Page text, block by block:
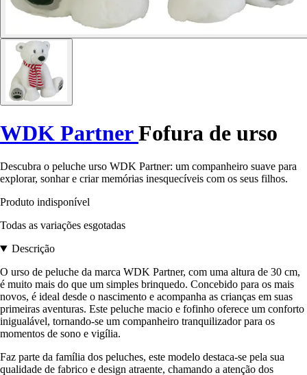
WDK PartnerFofura de urso
Descubra o peluche urso WDK Partner: um companheiro suave para
explorar, sonhar e criar memórias inesquecíveis com os seus filhos.
Produto indisponível
Todas as variações esgotadas
Descrição
O urso de peluche da marca WDK Partner, com uma altura de 30 cm,
é muito mais do que um simples brinquedo. Concebido para os mais
novos, é ideal desde o nascimento e acompanha as crianças em suas
primeiras aventuras. Este peluche macio e fofinho oferece um conforto
inigualável, tornando-se um companheiro tranquilizador para os
momentos de sono e vigília.
Faz parte da família dos peluches, este modelo destaca-se pela sua
qualidade de fabrico e design atraente, chamando a atenção dos